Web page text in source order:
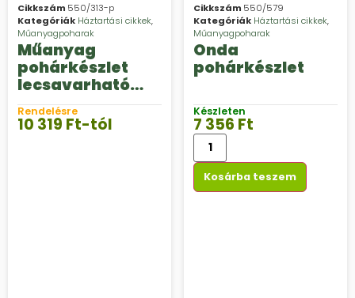
Cikkszám 550/313-p
Kategóriák Háztartási cikkek,
Műanyagpoharak
Műanyag
pohárkészlet
lecsavarható
talppal Nesting
Rendelésre
10 319 Ft-tól
Cikkszám 550/579
Kategóriák Háztartási cikkek,
Műanyagpoharak
Onda
pohárkészlet
Készleten
7 356 Ft
Kosárba teszem